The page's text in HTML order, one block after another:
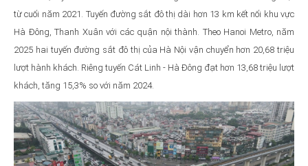
từ cuối năm 2021. Tuyến đường sắt đô thị dài hơn 13 km kết nối khu vực
Hà Đông, Thanh Xuân với các quận nội thành. Theo Hanoi Metro, năm
2025 hai tuyến đường sắt đô thị của Hà Nội vận chuyển hơn 20,68 triệu
lượt hành khách. Riêng tuyến Cát Linh - Hà Đông đạt hơn 13,68 triệu lượt
khách, tăng 15,3% so với năm 2024.